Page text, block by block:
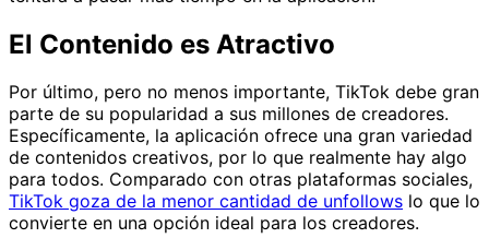
El Contenido es Atractivo
Por último, pero no menos importante, TikTok debe gran
parte de su popularidad a sus millones de creadores.
Específicamente, la aplicación ofrece una gran variedad
de contenidos creativos, por lo que realmente hay algo
para todos. Comparado con otras plataformas sociales,
TikTok goza de la menor cantidad de unfollows lo que lo
convierte en una opción ideal para los creadores.